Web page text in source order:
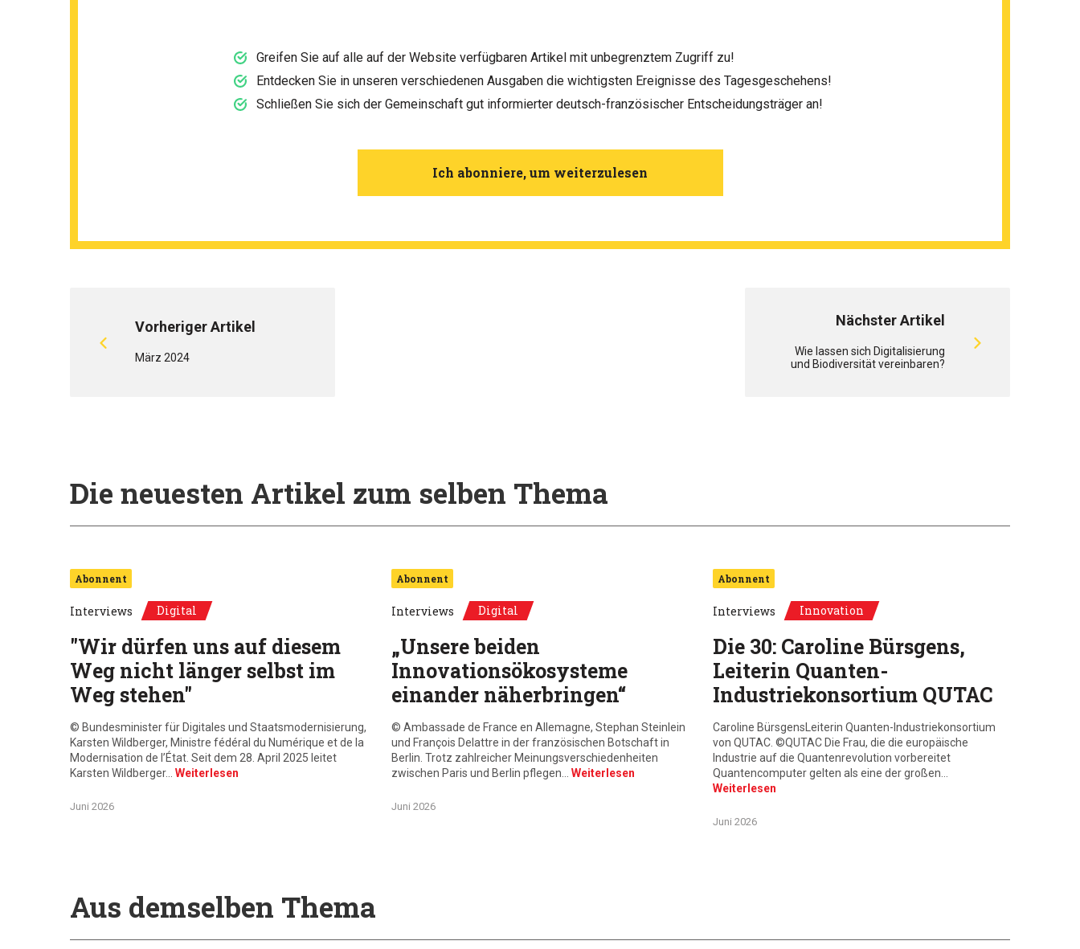
Greifen Sie auf alle auf der Website verfügbaren Artikel mit unbegrenztem Zugriff zu!
Entdecken Sie in unseren verschiedenen Ausgaben die wichtigsten Ereignisse des Tagesgeschehens!
Schließen Sie sich der Gemeinschaft gut informierter deutsch-französischer Entscheidungsträger an!
Ich abonniere, um weiterzulesen
Vorheriger Artikel
März 2024
Nächster Artikel
Wie lassen sich Digitalisierung
und Biodiversität vereinbaren?
Die neuesten Artikel zum selben Thema
Abonnent
Interviews Digital
"Wir dürfen uns auf diesem
Weg nicht länger selbst im
Weg stehen"
© Bundesminister für Digitales und Staatsmodernisierung,
Karsten Wildberger, Ministre fédéral du Numérique et de la
Modernisation de l’État. Seit dem 28. April 2025 leitet
Karsten Wildberger… Weiterlesen
Juni 2026
Abonnent
Interviews Digital
„Unsere beiden
Innovationsökosysteme
einander näherbringen“
© Ambassade de France en Allemagne, Stephan Steinlein
und François Delattre in der französischen Botschaft in
Berlin. Trotz zahlreicher Meinungsverschiedenheiten
zwischen Paris und Berlin pflegen… Weiterlesen
Juni 2026
Abonnent
Interviews Innovation
Die 30: Caroline Bürsgens,
Leiterin Quanten-
Industriekonsortium QUTAC
Caroline BürsgensLeiterin Quanten-Industriekonsortium
von QUTAC. ©QUTAC Die Frau, die die europäische
Industrie auf die Quantenrevolution vorbereitet
Quantencomputer gelten als eine der großen…
Weiterlesen
Juni 2026
Aus demselben Thema